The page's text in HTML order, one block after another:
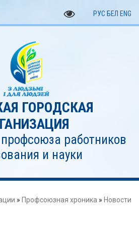
РУС БЕЛ ENG
ГОРОДСКАЯ
профсоюза работников
и науки
» Профсоюзная хроника » Новости